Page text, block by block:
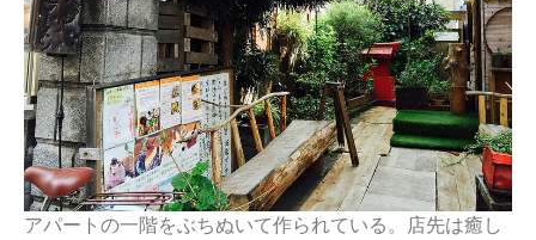
アパートの一階をぶちぬいて作られている。店先は癒し